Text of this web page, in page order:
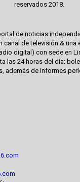
reservados 2018.
de noticias
de televisión & una
digital) con sede en
las 24 horas del día:
además de informes